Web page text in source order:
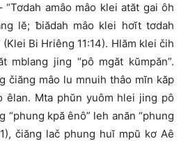
amâo mâo klei atăt gai ôh
lĕ; ƀiădah mâo klei hơĭt tơdah
Bi Hriêng 11:14). Hlăm klei čih
mblang jing “pô mgăt kŭmpăn”.
čiăng mâo lu mnuih thâo mĭn kăp
êlan. Mta phŭn yuôm hlei jing pô
“phung kpă ênô” leh anăn “phung
čiăng lač phung huĭ mpŭ kơ Aê